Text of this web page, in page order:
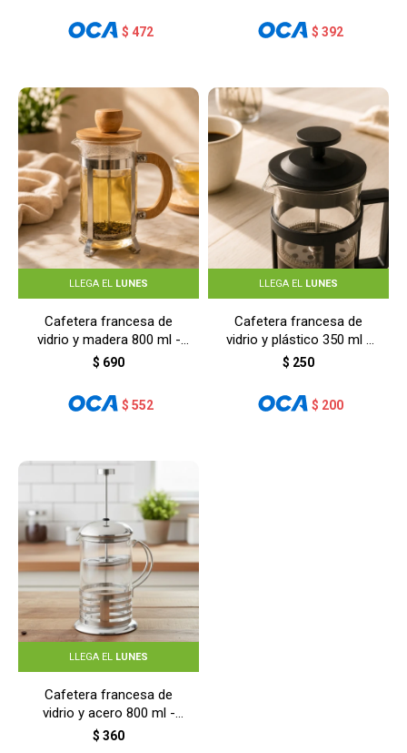
$ 472 $ 392
LLEGA EL LUNES
Cafetera francesa de
vidrio y madera 800 ml -
MADERA
$ 690
$ 552
LLEGA EL LUNES
Cafetera francesa de
vidrio y plástico 350 ml -
NEGRO
$ 250
$ 200
LLEGA EL LUNES
Cafetera francesa de
vidrio y acero 800 ml -
GRIS
$ 360